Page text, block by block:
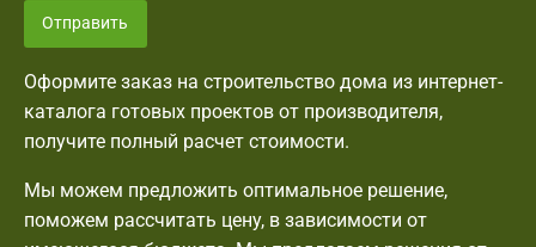
Отправить
Оформите заказ на строительство дома из интернет-
каталога готовых проектов от производителя,
получите полный расчет стоимости.
Мы можем предложить оптимальное решение,
поможем рассчитать цену, в зависимости от